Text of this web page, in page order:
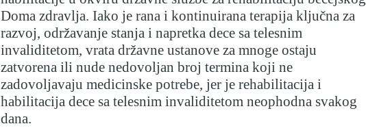
Doma zdravlja. Iako je rana i kontinuirana terapija ključna za
razvoj, održavanje stanja i napretka dece sa telesnim
invaliditetom, vrata državne ustanove za mnoge ostaju
zatvorena ili nude nedovoljan broj termina koji ne
zadovoljavaju medicinske potrebe, jer je rehabilitacija i
habilitacija dece sa telesnim invaliditetom neophodna svakog
dana.